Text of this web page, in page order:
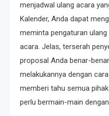
menjadwal ulang acara
Kalender, Anda dapat
meminta pengaturan
acara. Jelas, terserah
proposal Anda benar-
melakukannya dengan
memberi tahu semua
perlu bermain-main